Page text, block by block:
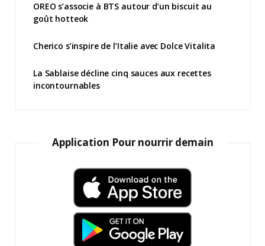
OREO s’associe à BTS autour d’un biscuit au
goût hotteok
Cherico s’inspire de l’Italie avec Dolce Vitalita
La Sablaise décline cinq sauces aux recettes
incontournables
Application Pour nourrir demain